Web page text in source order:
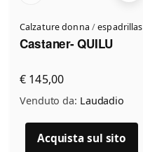
Calzature donna /espadrillas
Castaner- QUILU
€ 145,00
Venduto da: Laudadio
Acquista sul sito